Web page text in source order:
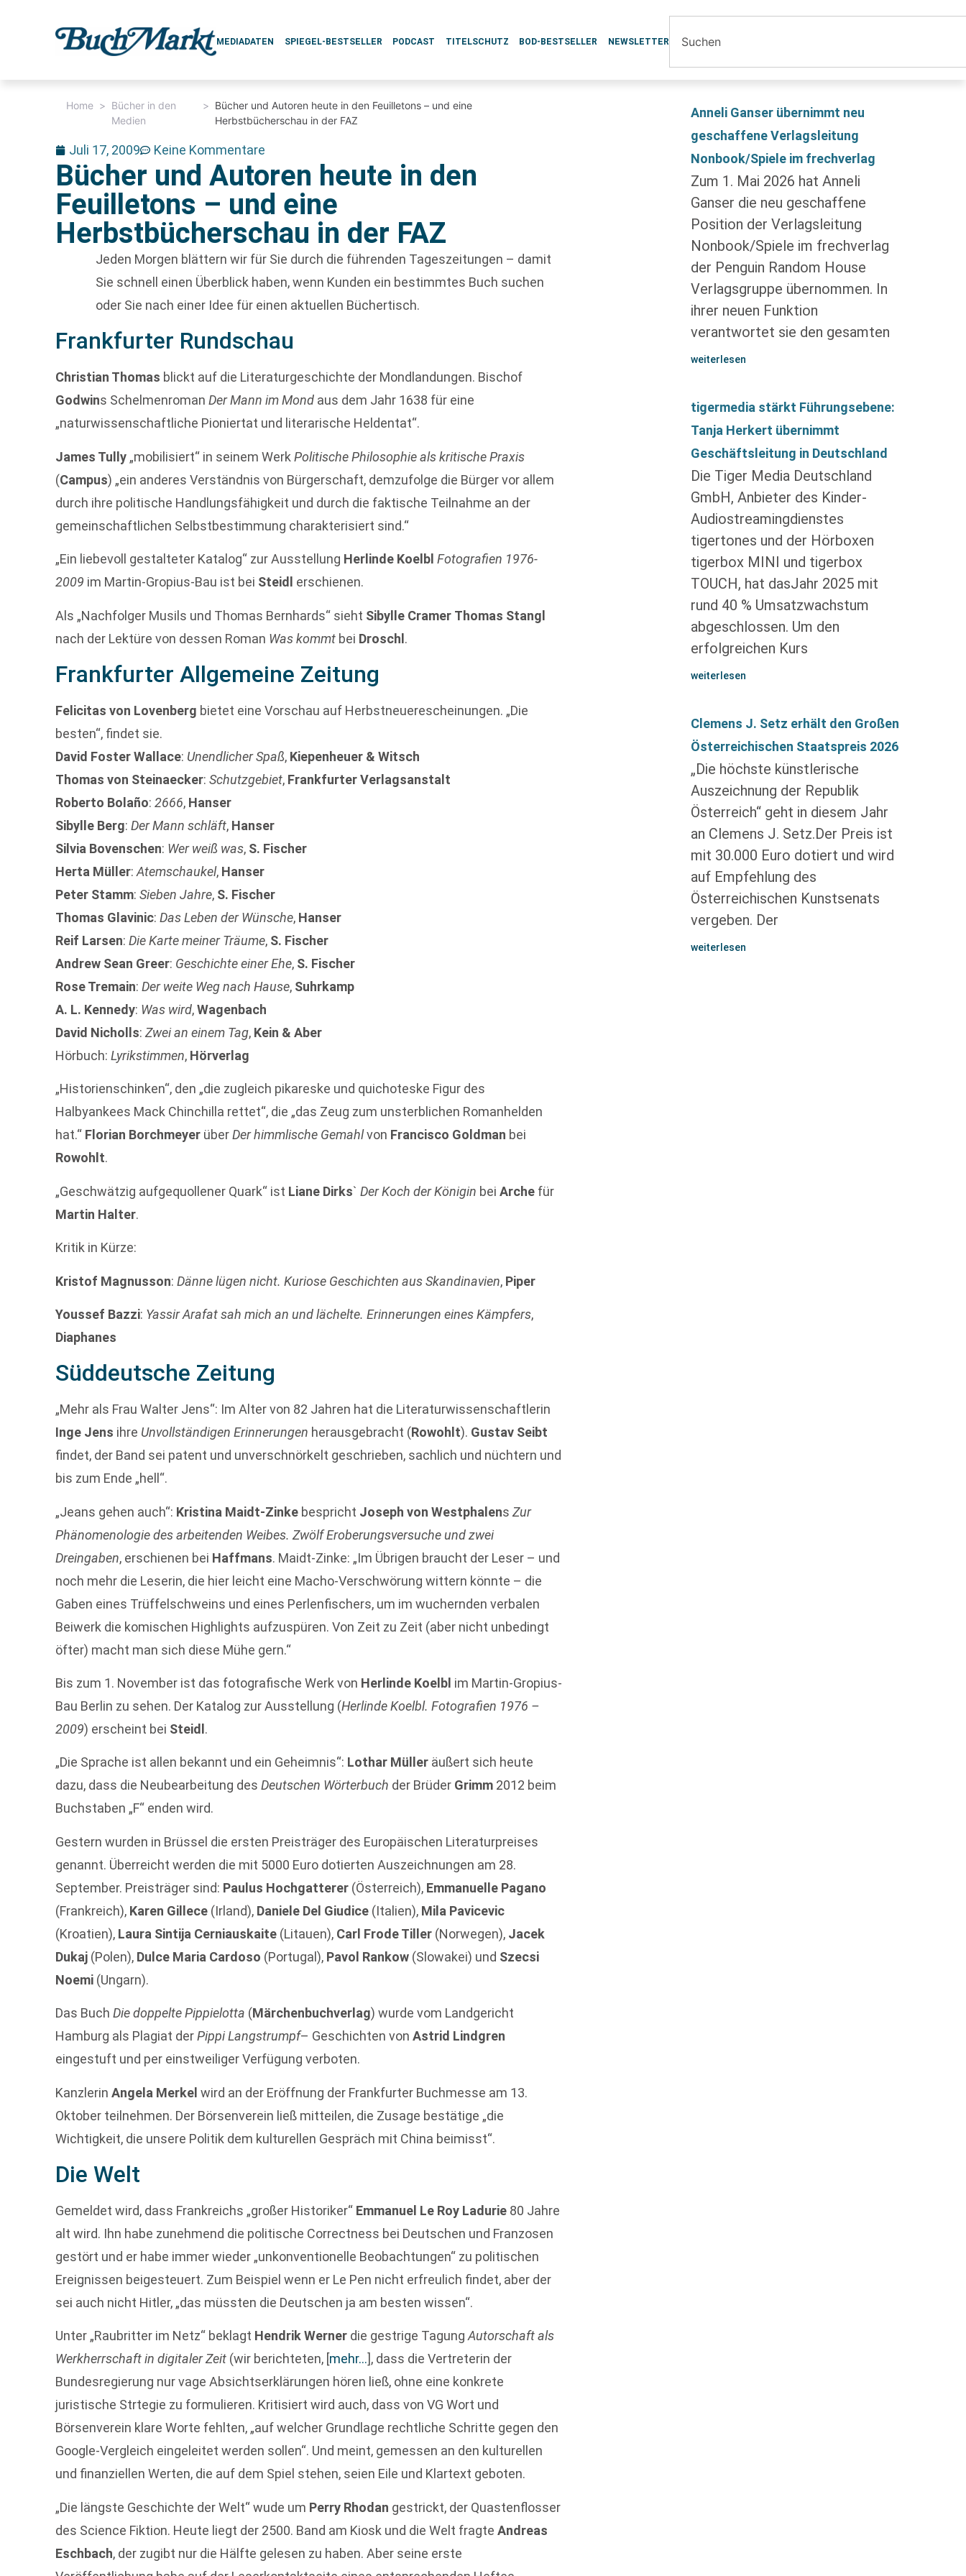
MEDIADATEN SPIEGEL-BESTSELLER PODCAST TITELSCHUTZ BOD-BESTSELLER NEWSLETTER
Home > Bücher in den
Medien
> Bücher und Autoren heute in den Feuilletons – und eine
Herbstbücherschau in der FAZ
Juli 17, 2009 Keine Kommentare
Bücher und Autoren heute in den
Feuilletons – und eine
Herbstbücherschau in der FAZ
Jeden Morgen blättern wir für Sie durch die führenden Tageszeitungen – damit
Sie schnell einen Überblick haben, wenn Kunden ein bestimmtes Buch suchen
oder Sie nach einer Idee für einen aktuellen Büchertisch.
Frankfurter Rundschau
Christian Thomas blickt auf die Literaturgeschichte der Mondlandungen. Bischof
Godwins SchelmenromanDer Mann im Mond aus dem Jahr 1638 für eine
„naturwissenschaftliche Pioniertat und literarische Heldentat“.
James Tully „mobilisiert“ in seinem WerkPolitische Philosophie als kritische Praxis
(Campus) „ein anderes Verständnis von Bürgerschaft, demzufolge die Bürger vor allem
durch ihre politische Handlungsfähigkeit und durch die faktische Teilnahme an der
gemeinschaftlichen Selbstbestimmung charakterisiert sind.“
„Ein liebevoll gestalteter Katalog“ zur Ausstellung Herlinde Koelbl Fotografien 1976-
2009 im Martin-Gropius-Bau ist bei Steidl erschienen.
Als „Nachfolger Musils und Thomas Bernhards“ sieht Sibylle Cramer Thomas Stangl
nach der Lektüre von dessen Roman Was kommt bei Droschl.
Frankfurter Allgemeine Zeitung
Felicitas von Lovenberg bietet eine Vorschau auf Herbstneuerescheinungen. „Die
besten“, findet sie.
David Foster Wallace: Unendlicher Spaß, Kiepenheuer & Witsch
Thomas von Steinaecker:Schutzgebiet, Frankfurter Verlagsanstalt
Roberto Bolaño:2666, Hanser
Sibylle Berg:Der Mann schläft, Hanser
Silvia Bovenschen: Wer weiß was, S. Fischer
Herta Müller:Atemschaukel, Hanser
Peter Stamm:Sieben Jahre, S. Fischer
Thomas Glavinic:Das Leben der Wünsche, Hanser
Reif Larsen:Die Karte meiner Träume, S. Fischer
Andrew Sean Greer: Geschichte einer Ehe, S. Fischer
Rose Tremain:Der weite Weg nach Hause, Suhrkamp
A. L. Kennedy: Was wird,Wagenbach
David Nicholls:Zwei an einem Tag, Kein & Aber
Hörbuch:Lyrikstimmen, Hörverlag
„Historienschinken“, den „die zugleich pikareske und quichoteske Figur des
Halbyankees Mack Chinchilla rettet“, die „das Zeug zum unsterblichen Romanhelden
hat.“ Florian Borchmeyer überDer himmlische Gemahlvon Francisco Goldman bei
Rowohlt.
„Geschwätzig aufgequollener Quark“ ist Liane Dirks`Der Koch der Königin beiArche für
Martin Halter.
Kritik in Kürze:
Kristof Magnusson:Dänne lügen nicht. Kuriose Geschichten aus Skandinavien, Piper
Youssef Bazzi: Yassir Arafat sah mich an und lächelte. Erinnerungen eines Kämpfers,
Diaphanes
Süddeutsche Zeitung
„Mehr als Frau Walter Jens“: Im Alter von 82 Jahren hat die Literaturwissenschaftlerin
Inge Jens ihre Unvollständigen Erinnerungen herausgebracht (Rowohlt). Gustav Seibt
findet, der Band sei patent und unverschnörkelt geschrieben, sachlich und nüchtern und
bis zum Ende „hell“.
„Jeans gehen auch“: Kristina Maidt-Zinke bespricht Joseph von WestphalensZur
Phänomenologie des arbeitenden Weibes. Zwölf Eroberungsversuche und zwei
Dreingaben, erschienen bei Haffmans. Maidt-Zinke: „Im Übrigen braucht der Leser – und
noch mehr die Leserin, die hier leicht eine Macho-Verschwörung wittern könnte – die
Gaben eines Trüffelschweins und eines Perlenfischers, um im wuchernden verbalen
Beiwerk die komischen Highlights aufzuspüren. Von Zeit zu Zeit (aber nicht unbedingt
öfter) macht man sich diese Mühe gern.“
Bis zum 1. November ist das fotografische Werk von Herlinde Koelbl im Martin-Gropius-
Bau Berlin zu sehen. Der Katalog zur Ausstellung (Herlinde Koelbl. Fotografien 1976 –
2009) erscheint bei Steidl .
„Die Sprache ist allen bekannt und ein Geheimnis“: Lothar Müller äußert sich heute
dazu, dass die Neubearbeitung desDeutschen Wörterbuch der Brüder Grimm 2012 beim
Buchstaben „F“ enden wird.
Gestern wurden in Brüssel die ersten Preisträger des Europäischen Literaturpreises
genannt. Überreicht werden die mit 5000 Euro dotierten Auszeichnungen am 28.
September. Preisträger sind: Paulus Hochgatterer (Österreich), Emmanuelle Pagano
(Frankreich), Karen Gillece (Irland), Daniele Del Giudice (Italien), Mila Pavicevic
(Kroatien), Laura Sintija Cerniauskaite (Litauen), Carl Frode Tiller (Norwegen), Jacek
Dukaj (Polen), Dulce Maria Cardoso (Portugal), Pavol Rankow (Slowakei) und Szecsi
Noemi (Ungarn).
Das BuchDie doppelte Pippielotta (Märchenbuchverlag) wurde vom Landgericht
Hamburg als Plagiat derPippi Langstrumpf– Geschichten vonAstrid Lindgren
eingestuft und per einstweiliger Verfügung verboten.
KanzlerinAngela Merkel wird an der Eröffnung der Frankfurter Buchmesse am 13.
Oktober teilnehmen. Der Börsenverein ließ mitteilen, die Zusage bestätige „die
Wichtigkeit, die unsere Politik dem kulturellen Gespräch mit China beimisst“.
Die Welt
Gemeldet wird, dass Frankreichs „großer Historiker“ Emmanuel Le Roy Ladurie 80 Jahre
alt wird. Ihn habe zunehmend die politische Correctness bei Deutschen und Franzosen
gestört und er habe immer wieder „unkonventionelle Beobachtungen“ zu politischen
Ereignissen beigesteuert. Zum Beispiel wenn er Le Pen nicht erfreulich findet, aber der
sei auch nicht Hitler, „das müssten die Deutschen ja am besten wissen“.
Unter „Raubritter im Netz“ beklagt Hendrik Werner die gestrige TagungAutorschaft als
Werkherrschaft in digitaler Zeit (wir berichteten, [mehr…], dass die Vertreterin der
Bundesregierung nur vage Absichtserklärungen hören ließ, ohne eine konkrete
juristische Strtegie zu formulieren. Kritisiert wird auch, dass von VG Wort und
Börsenverein klare Worte fehlten, „auf welcher Grundlage rechtliche Schritte gegen den
Google-Vergleich eingeleitet werden sollen“. Und meint, gemessen an den kulturellen
und finanziellen Werten, die auf dem Spiel stehen, seien Eile und Klartext geboten.
„Die längste Geschichte der Welt“ wude um Perry Rhodan gestrickt, der Quastenflosser
des Science Fiktion. Heute liegt der 2500. Band am Kiosk und die Welt fragteAndreas
Eschbach, der zugibt nur die Hälfte gelesen zu haben. Aber seine erste
Anneli Ganser übernimmt neu
geschaffene Verlagsleitung
Nonbook/Spiele im frechverlag
Zum 1. Mai 2026 hat Anneli
Ganser die neu geschaffene
Position der Verlagsleitung
Nonbook/Spiele im frechverlag
der Penguin Random House
Verlagsgruppe übernommen. In
ihrer neuen Funktion
verantwortet sie den gesamten
weiterlesen
tigermedia stärkt Führungsebene:
Tanja Herkert übernimmt
Geschäftsleitung in Deutschland
Die Tiger Media Deutschland
GmbH, Anbieter des Kinder-
Audiostreamingdienstes
tigertones und der Hörboxen
tigerbox MINI und tigerbox
TOUCH, hat dasJahr 2025 mit
rund 40 % Umsatzwachstum
abgeschlossen. Um den
erfolgreichen Kurs
weiterlesen
Clemens J. Setz erhält den Großen
Österreichischen Staatspreis 2026
„Die höchste künstlerische
Auszeichnung der Republik
Österreich“ geht in diesem Jahr
an Clemens J. Setz.Der Preis ist
mit 30.000 Euro dotiert und wird
auf Empfehlung des
Österreichischen Kunstsenats
vergeben. Der
weiterlesen